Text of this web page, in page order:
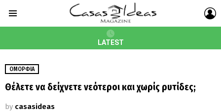
LATEST
ΟΜΟΡΦΙΆ
Θέλετε να δείχνετε νεότεροι και χωρίς ρυτίδες;
by casasideas